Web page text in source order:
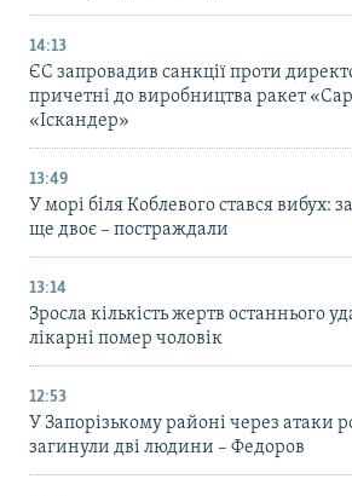
14:13
ЄС запровадив санкції проти
причетні до виробництва ракет
«Іскандер»
13:49
У морі біля Коблевого стався вибух:
ще двоє – постраждали
13:14
Зросла кількість жертв останнього
лікарні помер чоловік
12:53
У Запорізькому районі через атаки
загинули дві людини – Федоров